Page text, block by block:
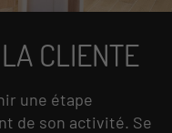
CLIENTE
une étape
de son activité. Se